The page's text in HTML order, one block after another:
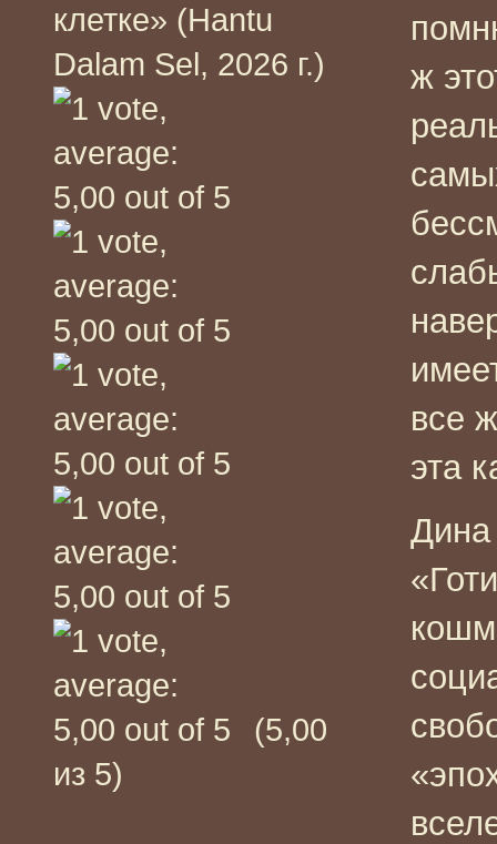
клетке» (Hantu
Dalam Sel, 2026 г.)
(5,00
из 5)
ж
все
эта